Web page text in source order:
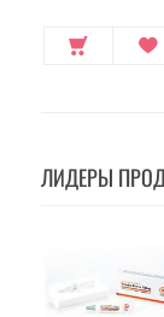
ЛИДЕРЫ